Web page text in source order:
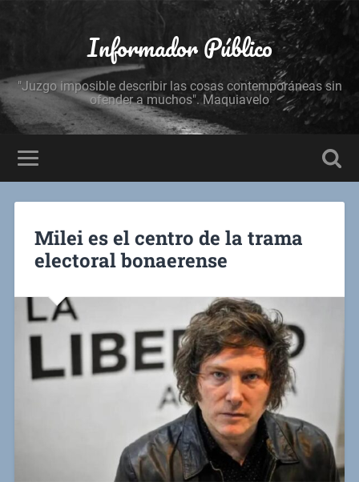
Informador Público
"Juzgo imposible describir las cosas contemporáneas sin
ofender a muchos". Maquiavelo
Milei es el centro de la trama
electoral bonaerense